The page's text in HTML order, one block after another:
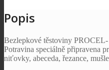
Popis
Bezlepkové těstoviny PROCEL-
Potravina speciálně připravena
niťovky, abeceda, řezance,